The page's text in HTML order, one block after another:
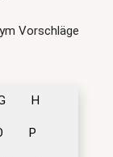
Vorschläge
H
P